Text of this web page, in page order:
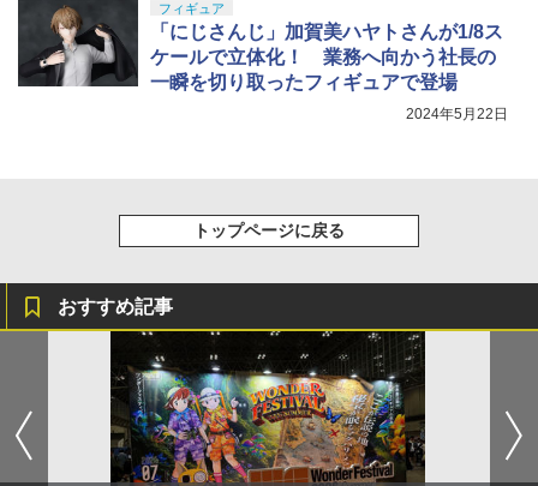
フィギュア
「にじさんじ」加賀美ハヤトさんが1/8ス
ケールで立体化！ 業務へ向かう社長の
一瞬を切り取ったフィギュアで登場
2024年5月22日
トップページに戻る
おすすめ記事